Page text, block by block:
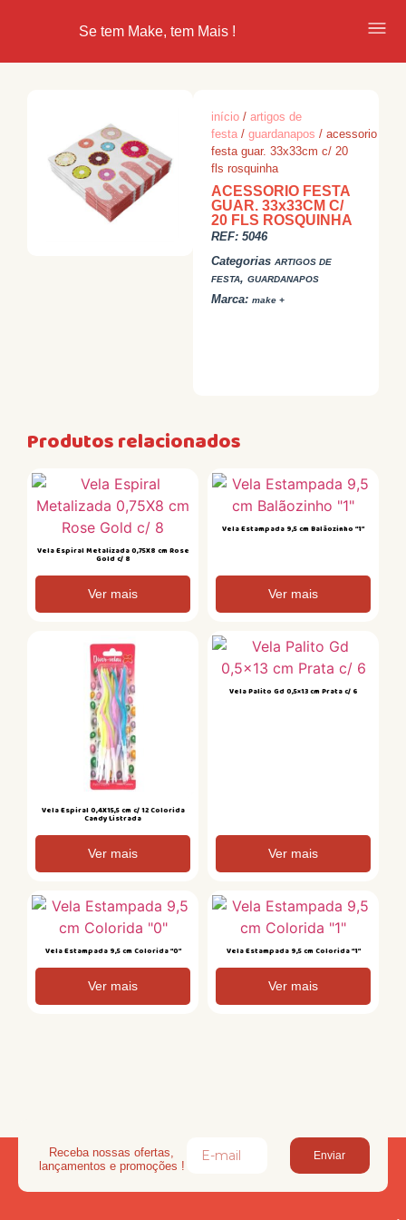
Se tem Make, tem Mais !
início /artigos de
festa /guardanapos / acessorio
festa guar. 33x33cm c/ 20
fls rosquinha
ACESSORIO FESTA
GUAR. 33x33CM C/
20 FLS ROSQUINHA
REF:5046
Categorias ARTIGOS DE
FESTA,GUARDANAPOS
Marca:make +
Produtos relacionados
Vela Espiral Metalizada 0,75X8 cm Rose
Gold c/ 8
Ver mais
Vela Estampada 9,5 cm Balãozinho “1”
Ver mais
Vela Espiral 0,4X15,5 cm c/ 12 Colorida
Candy Listrada
Ver mais
Vela Palito Gd 0,5×13 cm Prata c/ 6
Ver mais
Vela Estampada 9,5 cm Colorida “0”
Ver mais
Vela Estampada 9,5 cm Colorida “1”
Ver mais
Receba nossas ofertas,
lançamentos e promoções !
Enviar